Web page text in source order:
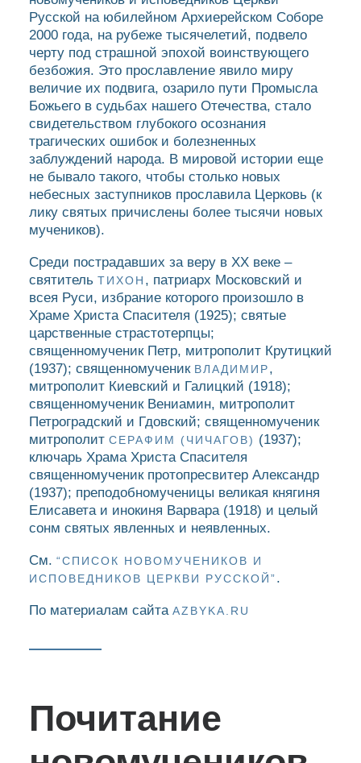
Русской на юбилейном Архиерейском Соборе
2000 года, на рубеже тысячелетий, подвело
черту под страшной эпохой воинствующего
безбожия. Это прославление явило миру
величие их подвига, озарило пути Промысла
Божьего в судьбах нашего Отечества, стало
свидетельством глубокого осознания
трагических ошибок и болезненных
заблуждений народа. В мировой истории еще
не бывало такого, чтобы столько новых
небесных заступников прославила Церковь (к
лику святых причислены более тысячи новых
мучеников).
Среди пострадавших за веру в ХХ веке –
святитель ТИХОН , патриарх Московский и
всея Руси, избрание которого произошло в
Храме Христа Спасителя (1925); святые
царственные страстотерпцы;
священномученик Петр, митрополит Крутицкий
(1937); священномученик ВЛАДИМИР,
митрополит Киевский и Галицкий (1918);
священномученик Вениамин, митрополит
Петроградский и Гдовский; священномученик
митрополит СЕРАФИМ (ЧИЧАГОВ) (1937);
ключарь Храма Христа Спасителя
священномученик протопресвитер Александр
(1937); преподобномученицы великая княгиня
Елисавета и инокиня Варвара (1918) и целый
сонм святых явленных и неявленных.
См. “СПИСОК НОВОМУЧЕНИКОВ И
ИСПОВЕДНИКОВ ЦЕРКВИ РУССКОЙ”.
По материалам сайта AZBYKA.RU
Почитание